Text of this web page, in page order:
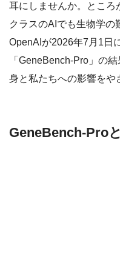
耳にしませんか。ところ
クラスのAIでも生物学の
OpenAIが2026年7月1日
「GeneBench-Pro」の
身と私たちへの影響をや
GeneBench-Pro